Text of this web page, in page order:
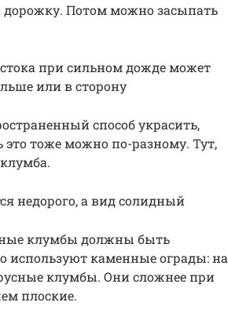
дорожку. Потом можно засыпать
при сильном дожде может
или в сторону
способ украсить,
тоже можно по-разному. Тут,
недорого, а вид солидный
клумбы должны быть
каменные ограды: на
клумбы. Они сложнее при
плоские.